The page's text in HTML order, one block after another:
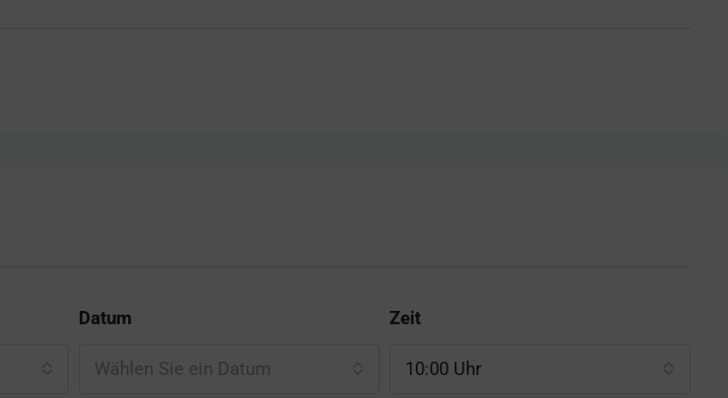
Datum
Wählen Sie ein Datum
Zeit
10:00 Uhr